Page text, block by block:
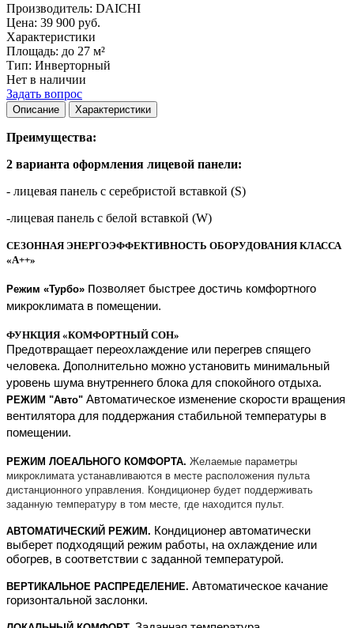
Производитель: DAICHI
Цена: 39 900 руб.
Характеристики
Площадь: до 27 м²
Тип: Инверторный
Нет в наличии
Задать вопрос
Описание Характеристики
Преимущества:
2 варианта оформления лицевой панели:
- лицевая панель с серебристой вставкой (S)
-лицевая панель с белой вставкой (W)
СЕЗОННАЯ ЭНЕРГОЭФФЕКТИВНОСТЬ ОБОРУДОВАНИЯ КЛАССА
«A++»
Режим «Турбо» позволяет быстрее достичь комфортного
микроклимата в помещении.
ФУНКЦИЯ «КОМФОРТНЫЙ СОН»
Предотвращает переохлаждение или перегрев спящего
человека. Дополнительно можно установить минимальный
уровень шума внутреннего блока для спокойного отдыха.
РЕЖИМ "Авто" Автоматическое изменение скорости вращения
вентилятора для поддержания стабильной температуры в
помещении.
РЕЖИМ ЛОЕАЛЬНОГО КОМФОРТА. Желаемые параметры
микроклимата устанавливаются в месте расположения пульта
дистанционного управления. Кондиционер будет поддерживать
заданную температуру в том месте, где находится пульт.
АВТОМАТИЧЕСКИЙ РЕЖИМ. Кондиционер автоматически
выберет подходящий режим работы, на охлаждение или
обогрев, в соответствии с заданной температурой.
ВЕРТИКАЛЬНОЕ РАСПРЕДЕЛЕНИЕ. Автоматическое качание
горизонтальной заслонки.